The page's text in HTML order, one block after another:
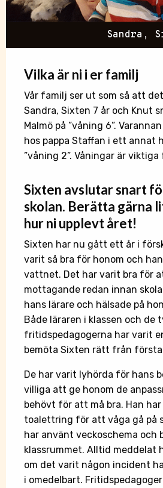
Sandra,
Vilka är ni i er familj
Vår familj ser ut som så att
Sandra, Sixten 7 år och Knut
Malmö på ”våning 6”.
hos pappa Staffan i ett annat
”våning 2”. Våningar är
Sixten avslutar snart
skolan. Berätta gärna
hur ni upplevtåret!
Sixten har nu gått ett år i
varit så bra för honom och
vattnet. Det har varit bra för
mottagande redan innan
hans lärare och hälsade på
Både läraren i klassen och de
fritidspedagogerna har varit
bemöta Sixten rätt från första
De har varit lyhörda för hans
villiga att ge honom de
behövt för att må bra. Han
toalettring för att våga gå på
har använt veckoschema och
klassrummet. Alltid meddelat
om det varit någon incident
i omedelbart.